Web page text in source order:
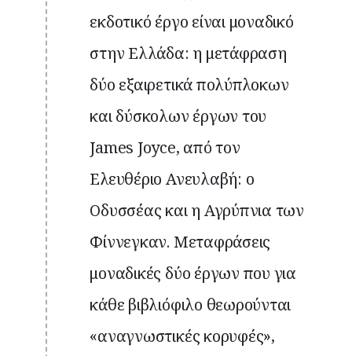
εκδοτικό έργο είναι μοναδικό
στην Ελλάδα: η μετάφραση
δύο εξαιρετικά πολύπλοκων
και δύσκολων έργων του
James Joyce, από τον
Ελευθέριο Ανευλαβή: ο
Οδυσσέας και η Αγρύπνια των
Φίννεγκαν. Μεταφράσεις
μοναδικές δύο έργων που για
κάθε βιβλιόφιλο θεωρούνται
«αναγνωστικές κορυφές»,